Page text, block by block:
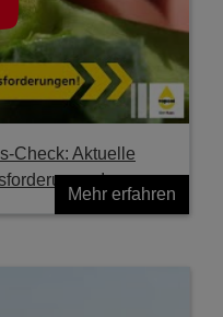
Check: Aktuelle
Mehr erfahren